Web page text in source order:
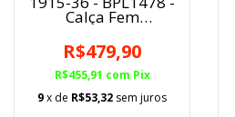
Calça Fem
Buphallos
R$479,90
R$455,91 com Pix
9x de R$53,32 sem juros